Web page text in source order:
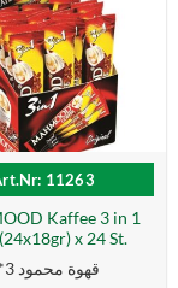
11263
Kaffee 3 in 1
x 24 St.
قهوة محمود 3*1